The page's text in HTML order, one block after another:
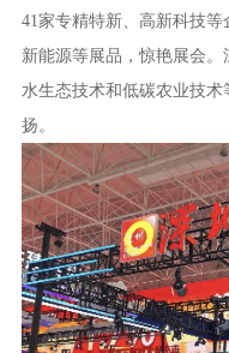
41家专精特新、高新科技等
新能源等展品，惊艳展会
水生态技术和低碳农业技
扬。